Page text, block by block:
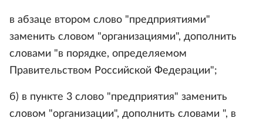
в абзаце втором слово "предприятиями"
заменить словом "организациями", дополнить
словами "в порядке, определяемом
Правительством Российской Федерации";
б) в пункте 3 слово "предприятия" заменить
словом "организации", дополнить словами ", в